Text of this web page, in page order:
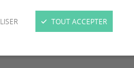
TOUT ACCEPTER